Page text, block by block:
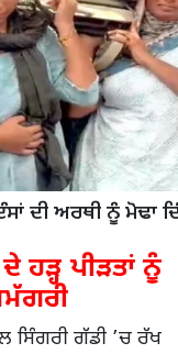
ਦੀ ਅਰਥੀ ਨੂੰ ਮੋਢਾ
ਹੜ੍ਹ ਪੀੜਤਾਂ ਨੂੰ
ਸਿੰਗਰੀ ਗੱਡੀ ’ਚ ਰੱਖ